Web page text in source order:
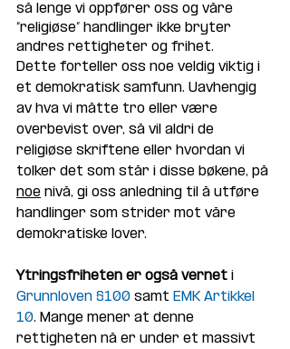
så lenge vi oppfører oss og våre
“religiøse” handlinger ikke bryter
andres rettigheter og frihet.
Dette forteller oss noe veldig viktig i
et demokratisk samfunn. Uavhengig
av hva vi måtte tro eller være
overbevist over, så vil aldri de
religiøse skriftene eller hvordan vi
tolker det som står i disse bøkene, på
noe nivå, gi oss anledning til å utføre
handlinger som strider mot våre
demokratiske lover.
Ytringsfriheten er også vernet i
Grunnloven §100 samt EMK Artikkel
10. Mange mener at denne
rettigheten nå er under et massivt